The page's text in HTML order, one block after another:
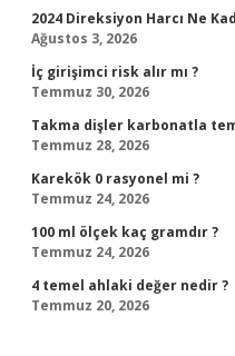
2024 Direksiyon Harcı Ne
Ağustos 3, 2026
İç girişimci risk alır mı ?
Temmuz 30, 2026
Takma dişler karbonatla
Temmuz 28, 2026
Karekök 0 rasyonel mi ?
Temmuz 24, 2026
100 ml ölçek kaç gramdır ?
Temmuz 24, 2026
4 temel ahlaki değer nedir ?
Temmuz 20, 2026